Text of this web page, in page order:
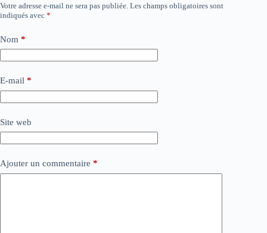
Votre adresse e-mail ne sera pas publiée. Les champs obligatoires sont
indiqués avec *
Nom *
E-mail *
Site web
Ajouter un commentaire *